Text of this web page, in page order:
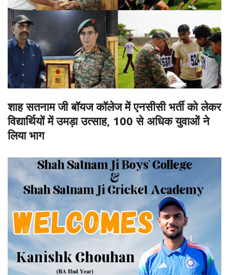
शाह सतनाम जी बॉयज कॉलेज में एनसीसी भर्ती को लेकर
विद्यार्थियों में उमड़ा उत्साह, 100 से अधिक युवाओं ने
लिया भाग